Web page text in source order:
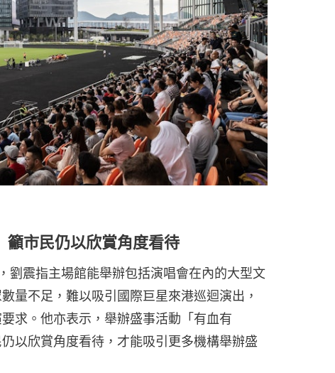
市民仍以欣賞角度看待
劉震指主場館能舉辦包括演唱會在內的大型文
量不足，難以吸引國際巨星來港巡迴演出，
求。他亦表示，舉辦盛事活動「有血有
以欣賞角度看待，才能吸引更多機構舉辦盛